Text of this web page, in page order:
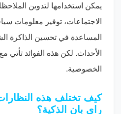
يمكن استخدامها لتدوين
الاجتماعات، توفير معلومات
المساعدة في تحسين الذاكرة
الأحداث. لكن هذه الفوائد
الخصوصية.
كيف تختلف هذه
راي بان الذكية؟